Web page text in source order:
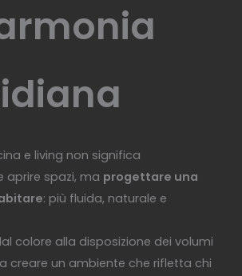
e living non significa
aprire spazi, ma progettare una
: più fluida, naturale e
colore alla disposizione dei volumi
creare un ambiente che rifletta chi